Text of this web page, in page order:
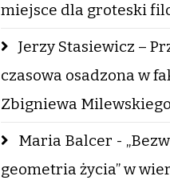
miejsce dla groteski
Jerzy Stasiewicz –
czasowa osadzona w
Zbigniewa Milewskiego
Maria Balcer -
geometria życia” w